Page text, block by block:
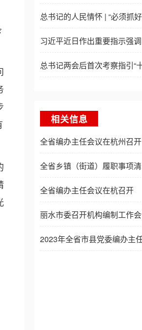
相关信息
全省编办主任会议在杭州召开
全省编办主任会议在杭召开